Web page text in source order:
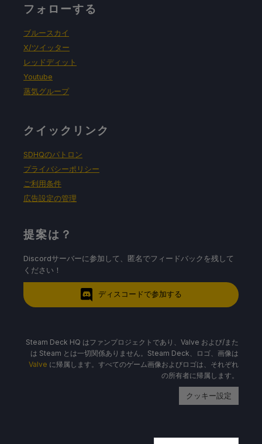
フォローする
ブルースカイ
X/ツイッター
レッドディット
Youtube
蒸気グループ
クイックリンク
SDHQのパトロン
プライバシーポリシー
ご利用条件
広告設定の管理
提案は？
Discordサーバーに参加して、匿名でフィードバックを残して
ください！
ディスコードで参加する
Steam Deck HQ はファンプロジェクトであり、Valve および/また
は Steam とは一切関係ありません。Steam Deck、ロゴ、画像は
Valve に帰属します。すべてのゲーム画像およびロゴは、それぞれ
の所有者に帰属します。
クッキー設定